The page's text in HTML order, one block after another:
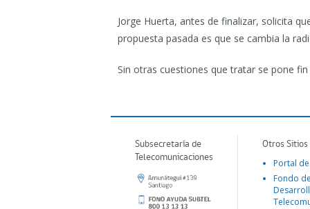
Jorge Huerta, antes de finalizar, solicita
propuesta pasada es que se cambia la
Sin otras cuestiones que tratar se pone
Subsecretaría de
Telecomunicaciones
Otros
Portal
Fondo